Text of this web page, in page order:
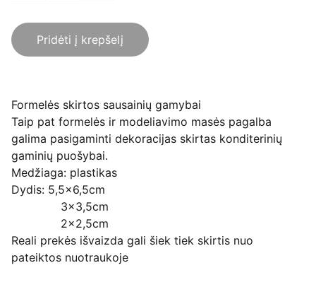
Pridėti į krepšelį
Formelės skirtos sausainių gamybai
Taip pat formelės ir modeliavimo masės pagalba
galima pasigaminti dekoracijas skirtas konditerinių
gaminių puošybai.
Medžiaga: plastikas
Dydis: 5,5x6,5cm
3x3,5cm
2x2,5cm
Reali prekės išvaizda gali šiek tiek skirtis nuo
pateiktos nuotraukoje